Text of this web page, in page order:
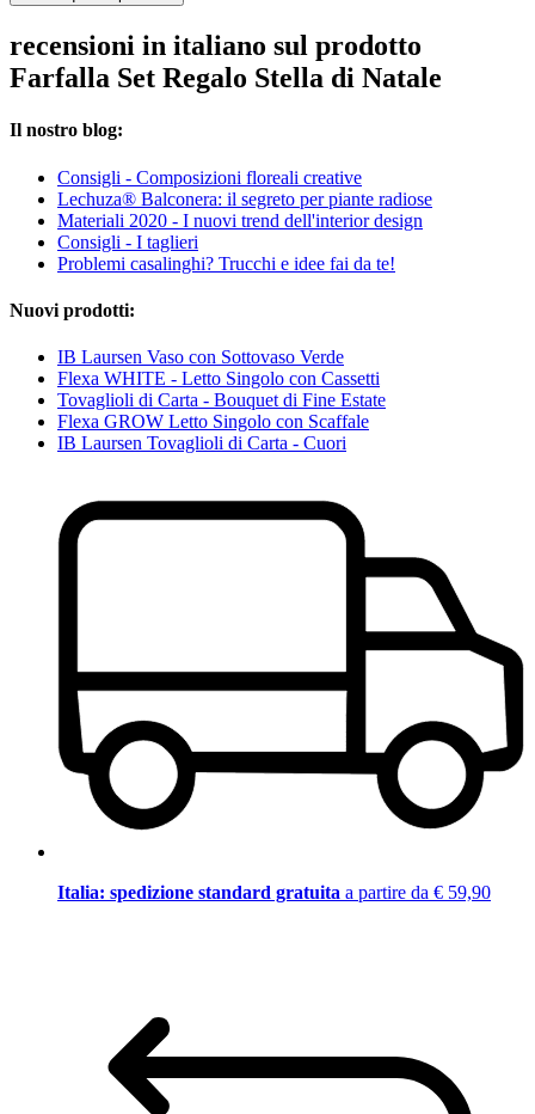
recensioni in italiano sul prodotto
Farfalla Set Regalo Stella di Natale
Il nostro blog:
Consigli - Composizioni floreali creative
Lechuza® Balconera: il segreto per piante radiose
Materiali 2020 - I nuovi trend dell'interior design
Consigli - I taglieri
Problemi casalinghi? Trucchi e idee fai da te!
Nuovi prodotti:
IB Laursen Vaso con Sottovaso Verde
Flexa WHITE - Letto Singolo con Cassetti
Tovaglioli di Carta - Bouquet di Fine Estate
Flexa GROW Letto Singolo con Scaffale
IB Laursen Tovaglioli di Carta - Cuori
Italia: spedizione standard gratuita a partire da € 59,90